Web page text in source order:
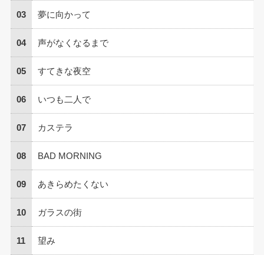
03 夢に向かって
04 声がなくなるまで
05 すてきな夜空
06 いつも二人で
07 カステラ
08 BAD MORNING
09 あきらめたくない
10 ガラスの街
11 望み